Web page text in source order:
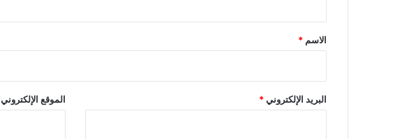
*
الاسم *
البريد الإلكتروني* الموقع الإلكتروني